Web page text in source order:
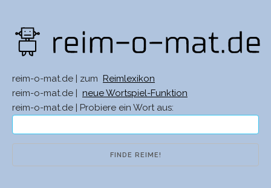
reim-o-mat.de | zum
Reimlexikon
reim-o-mat.de |
neue Wortspiel-Funktion
reim-o-mat.de | Probiere ein Wort aus: